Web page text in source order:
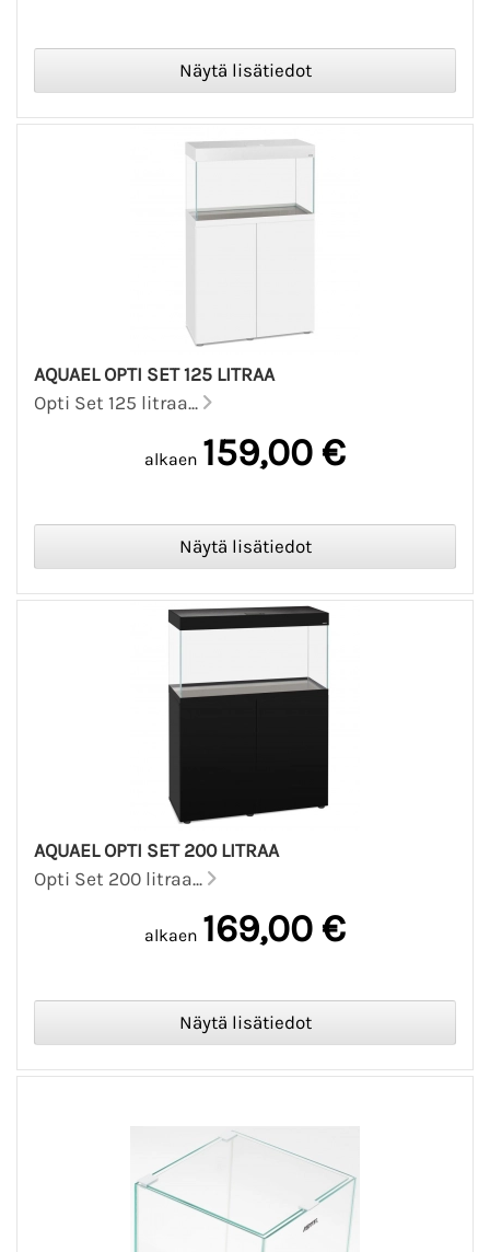
AQUAEL OPTI SET 125 LITRAA
Opti Set 125 litraa...
alkaen 159,00 €
AQUAEL OPTI SET 200 LITRAA
Opti Set 200 litraa...
alkaen 169,00 €